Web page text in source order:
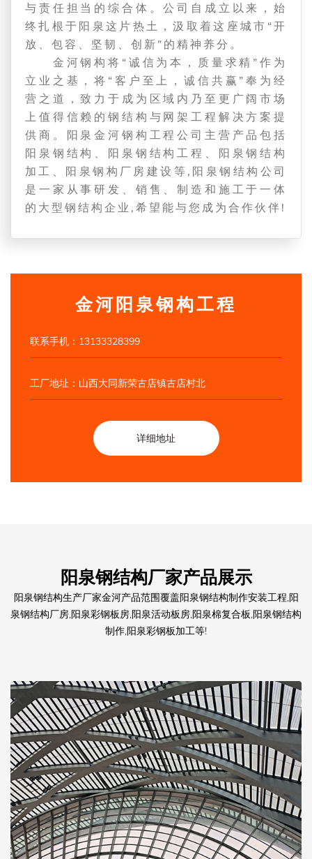
与责任担当的综合体。公司自成立以来，始
终扎根于阳泉这片热土，汲取着这座城市“开
放、包容、坚韧、创新”的精神养分。
金河钢构将“诚信为本，质量求精”作为
立业之基，将“客户至上，诚信共赢”奉为经
营之道，致力于成为区域内乃至更广阔市场
上值得信赖的钢结构与网架工程解决方案提
供商。阳泉金河钢构工程公司主营产品包括
阳泉钢结构、阳泉钢结构工程、阳泉钢结构
加工、阳泉钢构厂房建设等,阳泉钢结构公司
是一家从事研发、销售、制造和施工于一体
的大型钢结构企业,希望能与您成为合作伙伴!
金河阳泉钢构工程
联系手机：13133328399
工厂地址：山西大同新荣古店镇古店村北
详细地址
阳泉钢结构厂家产品展示
阳泉钢结构生产厂家金河产品范围覆盖阳泉钢结构制作安装工程,阳
泉钢结构厂房,阳泉彩钢板房,阳泉活动板房,阳泉棉复合板,阳泉钢结构
制作,阳泉彩钢板加工等!